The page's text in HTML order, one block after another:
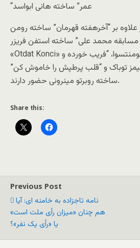
“عمر” ساخته هانی ابواسد
بر “آخرهفته قهرمان” ساخته رومن
مسابقه محمد علی” ساخته استفن فریزر،
«Otdat Konci» ساخته تایسا ایگومنتسوا، “فریب ‌خورده و
توباک و “قلب پرطپش را خاموش کن”
ساخته روبرتو مینرونی حضور دارند.
Share this:
Previous Post
نامه تاجزاده به خامنه ای: آیا
هم چنان «میزان رأی ملت است»
یا «رأی یک نفر»؟